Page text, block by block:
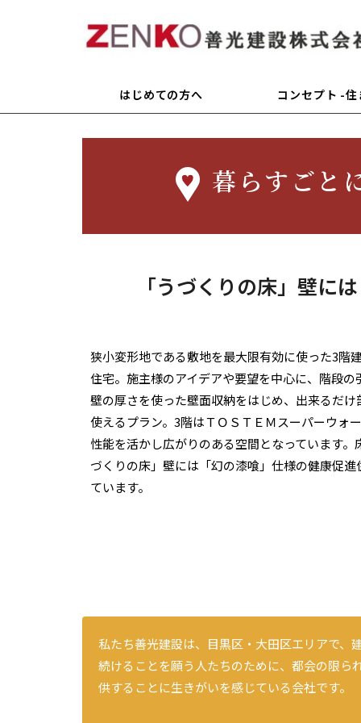
はじめての方へ コンセプト -
暮らすごと
「うづくりの床」壁に
狭小変形地である敷地を最大限有効に使った3階
住宅。施主様のアイデアや要望を中心に、階段の
壁の厚さを使った壁面収納をはじめ、出来るだけ
使えるプラン。3階はＴＯＳＴＥＭスーパーウォ
性能を活かし広がりのある空間となっています。
づくりの床」壁には「幻の漆喰」仕様の健康促進
ています。
私たち善光建設は、目黒区・大田区エリアで、
続けることを願う人たちのために、都会の限ら
供することに生きがいを感じている会社です。